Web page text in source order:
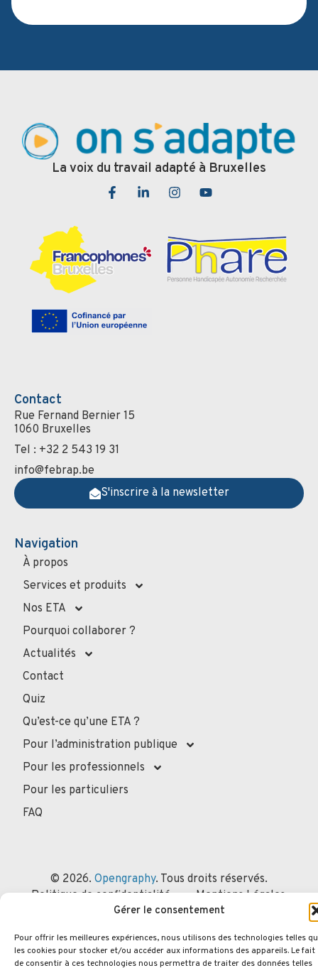
Gérer le consentement
Pour offrir les meilleures expériences, nous utilisons des technologies telles
les cookies pour stocker et/ou accéder aux informations des appareils. Le fait
de consentir à ces technologies nous permettra de traiter des données telles
La voix du travail adapté à Bruxelles
Navigation
À propos
Services et produits
Nos ETA
Pourquoi collaborer ?
Actualités
Contact
Quiz
Qu’est-ce qu’une ETA ?
Pour l’administration publique
Pour les professionnels
Pour les particuliers
FAQ
Contact
Rue Fernand Bernier 15
1060 Bruxelles
Tel : +32 2 543 19 31
info@febrap.be
S'inscrire à la newsletter
© 2026. Opengraphy. Tous droits réservés.
Politique de confidentialité
Mentions Légales
Politique des cookies